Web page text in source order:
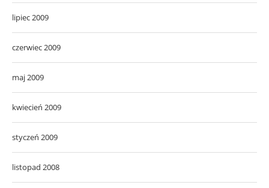
lipiec 2009
czerwiec 2009
maj 2009
kwiecień 2009
styczeń 2009
listopad 2008